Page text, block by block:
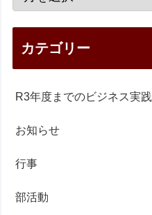
カテゴリー
R3年度までのビジネス実践
お知らせ
行事
部活動